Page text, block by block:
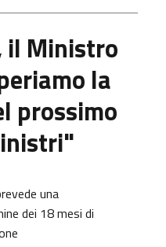
il Ministro
la
prossimo
una
dei 18 mesi di